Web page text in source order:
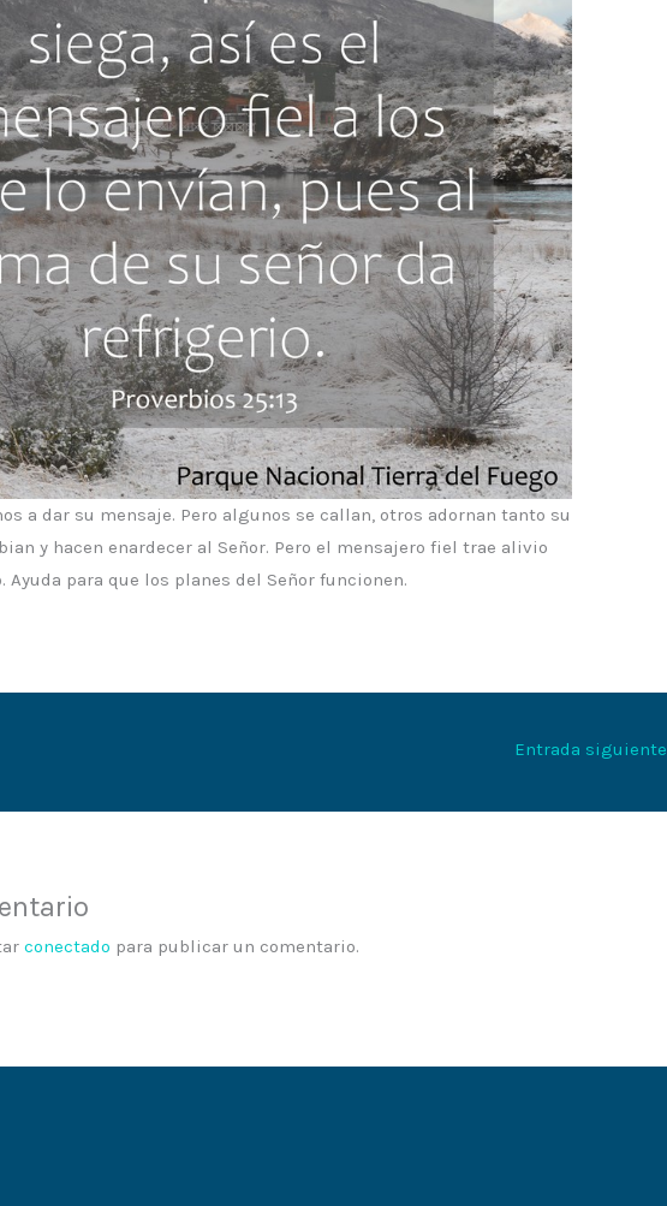
a dar su mensaje. Pero algunos se callan, otros adornan tanto su
y hacen enardecer al Señor. Pero el mensajero fiel trae alivio
Ayuda para que los planes del Señor funcionen.
Entrada siguiente
conectado para publicar un comentario.